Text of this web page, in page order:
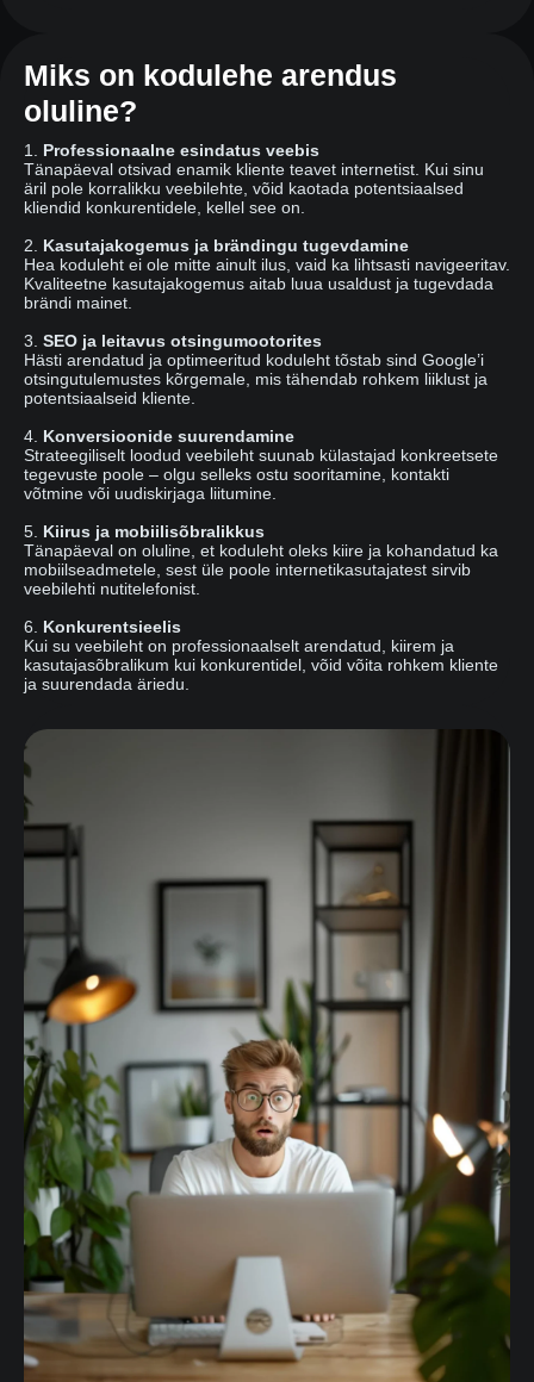
Miks on kodulehe arendus
oluline?
1. Professionaalne esindatus veebis
Tänapäeval otsivad enamik kliente teavet internetist. Kui sinu
äril pole korralikku veebilehte, võid kaotada potentsiaalsed
kliendid konkurentidele, kellel see on.
2. Kasutajakogemus ja brändingu tugevdamine
Hea koduleht ei ole mitte ainult ilus, vaid ka lihtsasti navigeeritav.
Kvaliteetne kasutajakogemus aitab luua usaldust ja tugevdada
brändi mainet.
3. SEO ja leitavus otsingumootorites
Hästi arendatud ja optimeeritud koduleht tõstab sind Google’i
otsingutulemustes kõrgemale, mis tähendab rohkem liiklust ja
potentsiaalseid kliente.
4. Konversioonide suurendamine
Strateegiliselt loodud veebileht suunab külastajad konkreetsete
tegevuste poole – olgu selleks ostu sooritamine, kontakti
võtmine või uudiskirjaga liitumine.
5. Kiirus ja mobiilisõbralikkus
Tänapäeval on oluline, et koduleht oleks kiire ja kohandatud ka
mobiilseadmetele, sest üle poole internetikasutajatest sirvib
veebilehti nutitelefonist.
6. Konkurentsieelis
Kui su veebileht on professionaalselt arendatud, kiirem ja
kasutajasõbralikum kui konkurentidel, võid võita rohkem kliente
ja suurendada äriedu.